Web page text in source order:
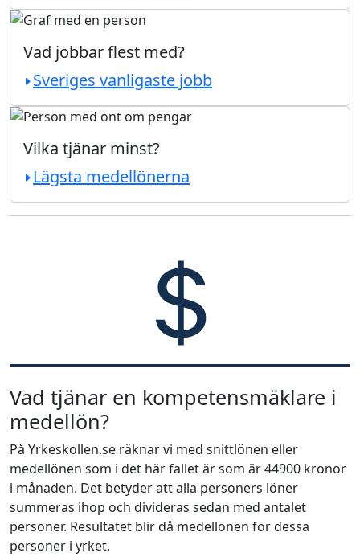
Vad jobbar flest med?
Sveriges vanligaste jobb
Vilka tjänar minst?
Lägsta medellönerna
Vad tjänar en kompetensmäklare i
medellön?
På Yrkeskollen.se räknar vi med snittlönen eller
medellönen som i det här fallet är som är 44900 kronor
i månaden. Det betyder att alla personers löner
summeras ihop och divideras sedan med antalet
personer. Resultatet blir då medellönen för dessa
personer i yrket.